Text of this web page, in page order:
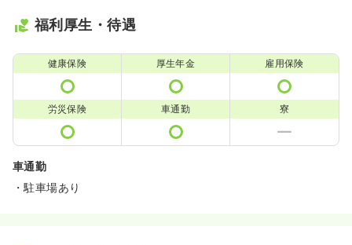
福利厚生・待遇
健康保険 厚生年金 雇用保険
労災保険 車通勤 寮
車通勤
・駐車場あり